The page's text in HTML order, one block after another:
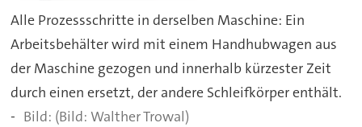
Alle Prozessschritte in derselben Maschine: Ein
Arbeitsbehälter wird mit einem Handhubwagen aus
der Maschine gezogen und innerhalb kürzester Zeit
durch einen ersetzt, der andere Schleifkörper enthält.
-
(Bild: Walther Trowal)